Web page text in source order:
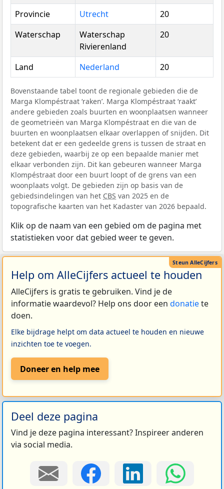
Provincie
Utrecht
20
Waterschap
Waterschap
Rivierenland
20
Land Nederland 20
Bovenstaande tabel toont de regionale gebieden die de
Marga Klompéstraat ‘raken’. Marga Klompéstraat ‘raakt’
andere gebieden zoals buurten en woonplaatsen wanneer
de geometrieën van Marga Klompéstraat en die van de
buurten en woonplaatsen elkaar overlappen of snijden. Dit
betekent dat er een gedeelde grens is tussen de straat en
deze gebieden, waarbij ze op een bepaalde manier met
elkaar verbonden zijn. Dit kan gebeuren wanneer Marga
Klompéstraat door een buurt loopt of de grens van een
woonplaats volgt. De gebieden zijn op basis van de
gebiedsindelingen van het CBS van 2025 en de
topografische kaarten van het Kadaster van 2026 bepaald.
Klik op de naam van een gebied om de pagina met
statistieken voor dat gebied weer te geven.
Help om AlleCijfers actueel te houden
AlleCijfers is gratis te gebruiken. Vind je de
informatie waardevol? Help ons door een donatiete
doen.
Elke bijdrage helpt om data actueel te houden en nieuwe
inzichten toe te voegen.
Doneer en help mee
Deel deze pagina
Vind je deze pagina interessant? Inspireer anderen
via social media.